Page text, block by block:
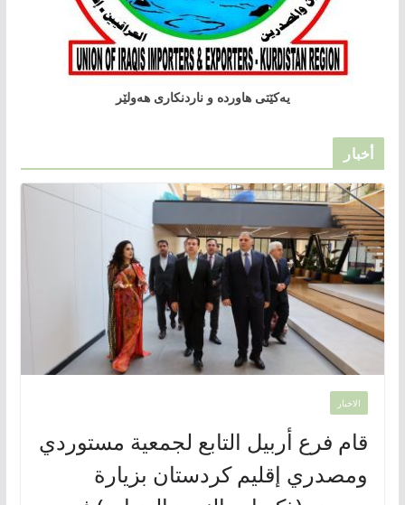
یەکێتی هاوردە و ناردنکاری هەولێر
أخبار
الاخبار
قام فرع أربيل التابع لجمعية مستوردي
ومصدري إقليم كردستان بزيارة